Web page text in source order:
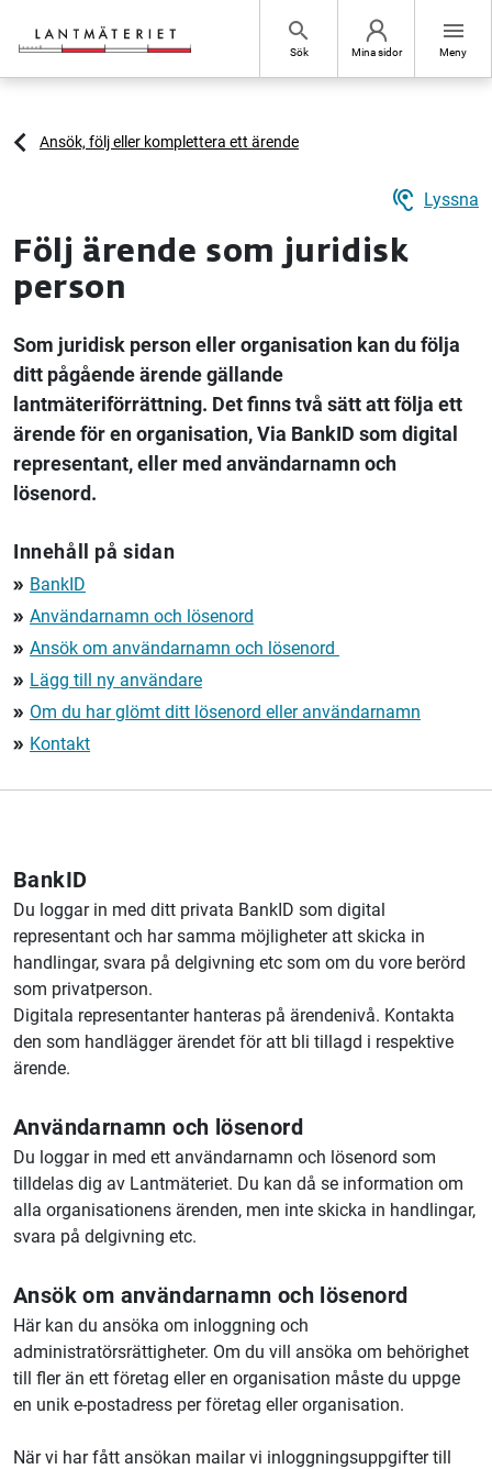
search
Sök Mina sidor
menu
Meny
Ansök, följ eller komplettera ett ärende
hearing Lyssna
Följ ärende som juridisk
person
Som juridisk person eller organisation kan du följa
ditt pågående ärende gällande
lantmäteriförrättning. Det finns två sätt att följa ett
ärende för en organisation, Via BankID som digital
representant, eller med användarnamn och
lösenord.
Innehåll på sidan
double_arrow BankID
double_arrow Användarnamn och lösenord
double_arrow Ansök om användarnamn och lösenord
double_arrow Lägg till ny användare
double_arrow Om du har glömt ditt lösenord eller användarnamn
double_arrow Kontakt
BankID
Du loggar in med ditt privata BankID som digital
representant och har samma möjligheter att skicka in
handlingar, svara på delgivning etc som om du vore berörd
som privatperson.
Digitala representanter hanteras på ärendenivå. Kontakta
den som handlägger ärendet för att bli tillagd i respektive
ärende.
Användarnamn och lösenord
Du loggar in med ett användarnamn och lösenord som
tilldelas dig av Lantmäteriet. Du kan då se information om
alla organisationens ärenden, men inte skicka in handlingar,
svara på delgivning etc.
Ansök om användarnamn och lösenord
Här kan du ansöka om inloggning och
administratörsrättigheter. Om du vill ansöka om behörighet
till fler än ett företag eller en organisation måste du uppge
en unik e-postadress per företag eller organisation.
När vi har fått ansökan mailar vi inloggningsuppgifter till